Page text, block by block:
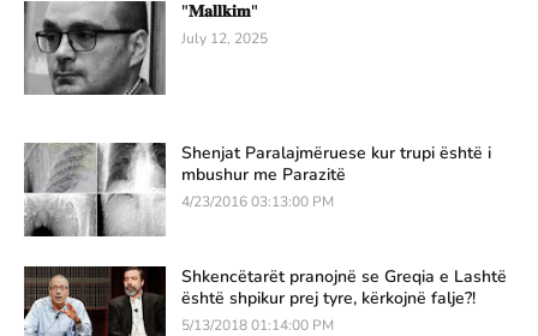
"𝐌𝐚𝐥𝐥𝐤𝐢𝐦"
July 12, 2025
Shenjat Paralajmëruese kur trupi është i
mbushur me Parazitë
4/23/2016 03:13:00 PM
Shkencëtarët pranojnë se Greqia e Lashtë
është shpikur prej tyre, kërkojnë falje?!
5/13/2018 01:14:00 PM